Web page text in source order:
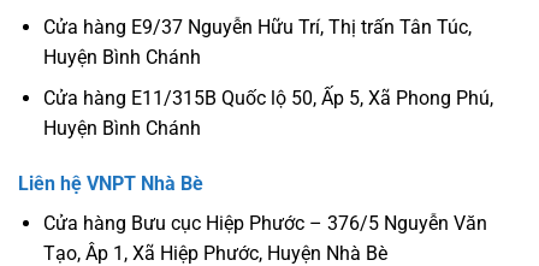
Cửa hàng E9/37 Nguyễn Hữu Trí, Thị trấn Tân Túc,
Huyện Bình Chánh
Cửa hàng E11/315B Quốc lộ 50, Ấp 5, Xã Phong Phú,
Huyện Bình Chánh
Liên hệ VNPT Nhà Bè
Cửa hàng Bưu cục Hiệp Phước – 376/5 Nguyễn Văn
Tạo, Âp 1, Xã Hiệp Phước, Huyện Nhà Bè